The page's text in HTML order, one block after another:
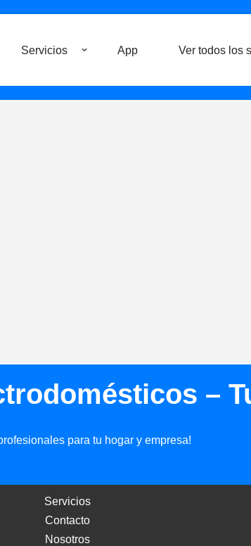
Servicios App Ver todos los
–
para tu hogar y empresa!
Servicios
Contacto
Nosotros